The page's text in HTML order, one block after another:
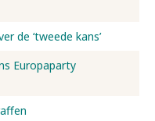
de ‘tweede kans’
Europaparty